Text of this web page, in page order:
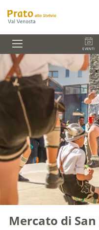
EVENTI
Mercato di